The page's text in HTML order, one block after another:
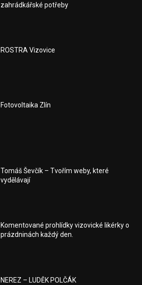
zahrádkářské potřeby
ROSTRA Vizovice
Fotovoltaika Zlín
Tomáš Ševčík – Tvořím weby, které
vydělávají
Komentované prohlídky vizovické likérky o
prázdninách každý den.
NEREZ – LUDĚK POLČÁK